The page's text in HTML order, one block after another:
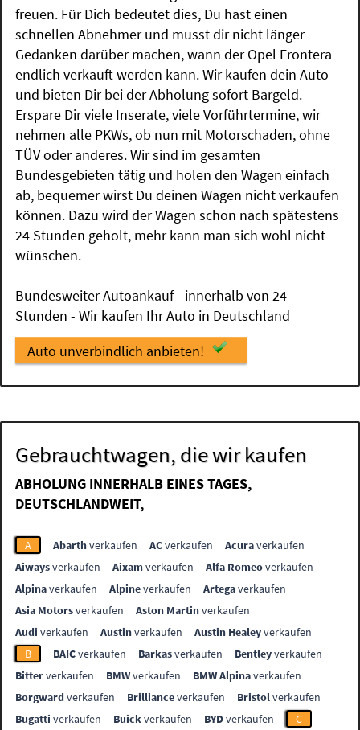
freuen. Für Dich bedeutet dies, Du hast einen
schnellen Abnehmer und musst dir nicht länger
Gedanken darüber machen, wann der Opel Frontera
endlich verkauft werden kann. Wir kaufen dein Auto
und bieten Dir bei der Abholung sofort Bargeld.
Erspare Dir viele Inserate, viele Vorführtermine, wir
nehmen alle PKWs, ob nun mit Motorschaden, ohne
TÜV oder anderes. Wir sind im gesamten
Bundesgebieten tätig und holen den Wagen einfach
ab, bequemer wirst Du deinen Wagen nicht verkaufen
können. Dazu wird der Wagen schon nach spätestens
24 Stunden geholt, mehr kann man sich wohl nicht
wünschen.
Bundesweiter Autoankauf - innerhalb von 24
Stunden - Wir kaufen Ihr Auto in Deutschland
Auto unverbindlich anbieten!
Gebrauchtwagen, die wir kaufen
ABHOLUNG INNERHALB EINES TAGES,
DEUTSCHLANDWEIT,
A Abarthverkaufen ACverkaufen Acuraverkaufen
Aiwaysverkaufen Aixamverkaufen Alfa Romeoverkaufen
Alpinaverkaufen Alpineverkaufen Artegaverkaufen
Asia Motorsverkaufen Aston Martinverkaufen
Audi verkaufen Austinverkaufen Austin Healeyverkaufen
B
BAICverkaufen Barkasverkaufen Bentleyverkaufen
Bitterverkaufen BMWverkaufen BMW Alpinaverkaufen
Borgwardverkaufen Brillianceverkaufen Bristolverkaufen
Bugatti verkaufen Buickverkaufen BYDverkaufen C